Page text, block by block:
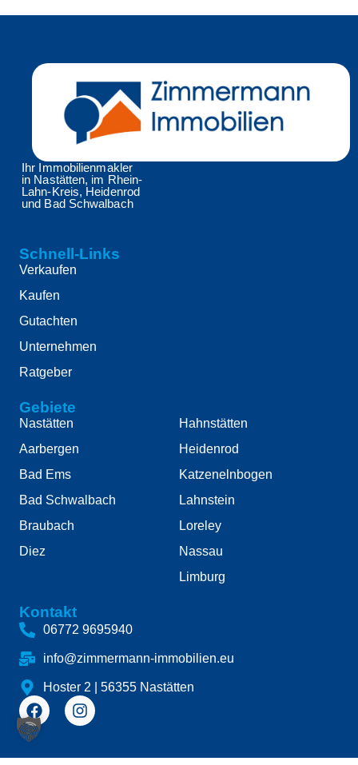
Ihr Immobilienmakler
in Nastätten, im Rhein-
Lahn-Kreis, Heidenrod
und Bad Schwalbach
Schnell-Links
Verkaufen
Kaufen
Gutachten
Unternehmen
Ratgeber
Gebiete
Nastätten
Aarbergen
Bad Ems
Bad Schwalbach
Braubach
Diez
Hahnstätten
Heidenrod
Katzenelnbogen
Lahnstein
Loreley
Nassau
Limburg
Kontakt
06772 9695940
info@zimmermann-immobilien.eu
Hoster 2 | 56355 Nastätten